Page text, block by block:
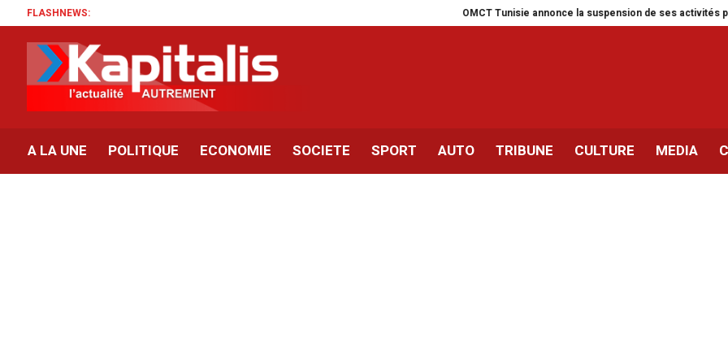
FLASHNEWS: OMCT Tunisie annonce la suspension de ses activités pour un mois
A LA UNE POLITIQUE ECONOMIE SOCIETE SPORT AUTO TRIBUNE CULTURE MEDIA